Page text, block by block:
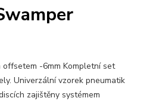
-6mm Kompletní set
Univerzální vzorek pneumatik
zajištěny systémem